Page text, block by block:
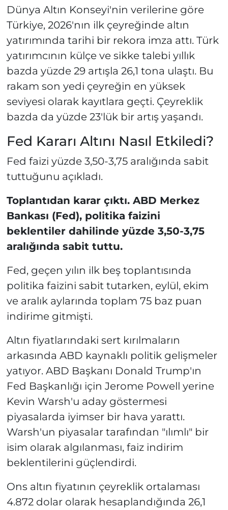
Dünya Altın Konseyi'nin verilerine göre
Türkiye, 2026'nın ilk çeyreğinde altın
yatırımında tarihi bir rekora imza attı. Türk
yatırımcının külçe ve sikke talebi yıllık
bazda yüzde 29 artışla 26,1 tona ulaştı. Bu
rakam son yedi çeyreğin en yüksek
seviyesi olarak kayıtlara geçti. Çeyreklik
bazda da yüzde 23'lük bir artış yaşandı.
Fed Kararı Altını Nasıl Etkiledi?
Fed faizi yüzde 3,50-3,75 aralığında sabit
tuttuğunu açıkladı.
Toplantıdan karar çıktı. ABD Merkez
Bankası (Fed), politika faizini
beklentiler dahilinde yüzde 3,50-3,75
aralığında sabit tuttu.
Fed, geçen yılın ilk beş toplantısında
politika faizini sabit tutarken, eylül, ekim
ve aralık aylarında toplam 75 baz puan
indirime gitmişti.
Altın fiyatlarındaki sert kırılmaların
arkasında ABD kaynaklı politik gelişmeler
yatıyor. ABD Başkanı Donald Trump'ın
Fed Başkanlığı için Jerome Powell yerine
Kevin Warsh'u aday göstermesi
piyasalarda iyimser bir hava yarattı.
Warsh'un piyasalar tarafından "ılımlı" bir
isim olarak algılanması, faiz indirim
beklentilerini güçlendirdi.
Ons altın fiyatının çeyreklik ortalaması
4.872 dolar olarak hesaplandığında 26,1